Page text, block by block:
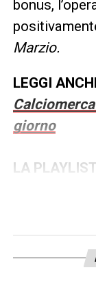
bonus,
Marzio.
LEGGI
giorno
LA